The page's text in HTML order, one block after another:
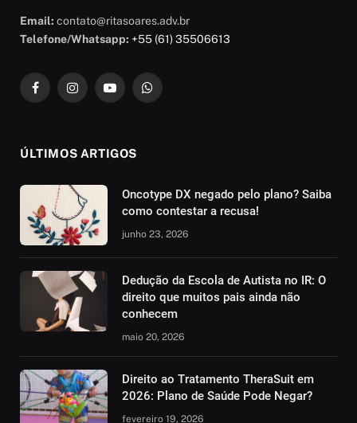
Email: contato@ritasoares.adv.br
Telefone/Whatsapp: +55 (61) 35506613
FacebookInstagramYouTubeWhatsApp
ÚLTIMOS ARTIGOS
Oncotype DX negado pelo plano? Saiba
como contestar a recusa!
junho 23, 2026
Dedução da Escola de Autista no IR: O
direito que muitos pais ainda não
conhecem
maio 20, 2026
Direito ao Tratamento TheraSuit em
2026: Plano de Saúde Pode Negar?
fevereiro 19, 2026